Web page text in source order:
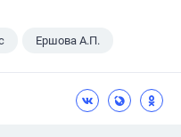
Ершова А.П.